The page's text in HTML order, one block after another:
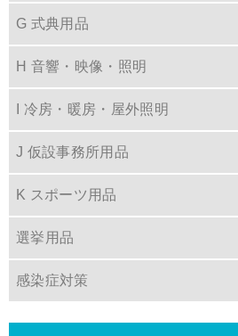
G 式典用品
H 音響・映像・照明
I 冷房・暖房・屋外照明
J 仮設事務所用品
K スポーツ用品
選挙用品
感染症対策